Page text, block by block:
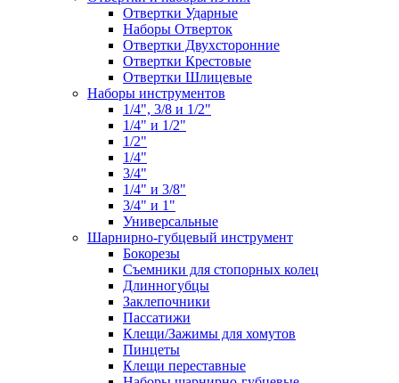
Отвертки Ударные
Наборы Отверток
Отвертки Двухсторонние
Отвертки Крестовые
Отвертки Шлицевые
Наборы инструментов
1/4", 3/8 и 1/2"
1/4" и 1/2"
1/2"
1/4"
3/4"
1/4" и 3/8"
3/4" и 1"
Универсальные
Шарнирно-губцевый инструмент
Бокорезы
Съемники для стопорных колец
Длинногубцы
Заклепочники
Пассатижи
Клещи/Зажимы для хомутов
Пинцеты
Клещи переставные